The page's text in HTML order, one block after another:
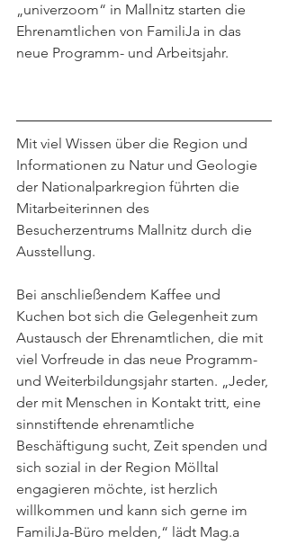
„univerzoom“ in Mallnitz starten die
Ehrenamtlichen von FamiliJa in das
neue Programm- und Arbeitsjahr.
Mit viel Wissen über die Region und
Informationen zu Natur und Geologie
der Nationalparkregion führten die
Mitarbeiterinnen des
Besucherzentrums Mallnitz durch die
Ausstellung.
Bei anschließendem Kaffee und
Kuchen bot sich die Gelegenheit zum
Austausch der Ehrenamtlichen, die mit
viel Vorfreude in das neue Programm-
und Weiterbildungsjahr starten. „Jeder,
der mit Menschen in Kontakt tritt, eine
sinnstiftende ehrenamtliche
Beschäftigung sucht, Zeit spenden und
sich sozial in der Region Mölltal
engagieren möchte, ist herzlich
willkommen und kann sich gerne im
FamiliJa-Büro melden,“ lädt Mag.a